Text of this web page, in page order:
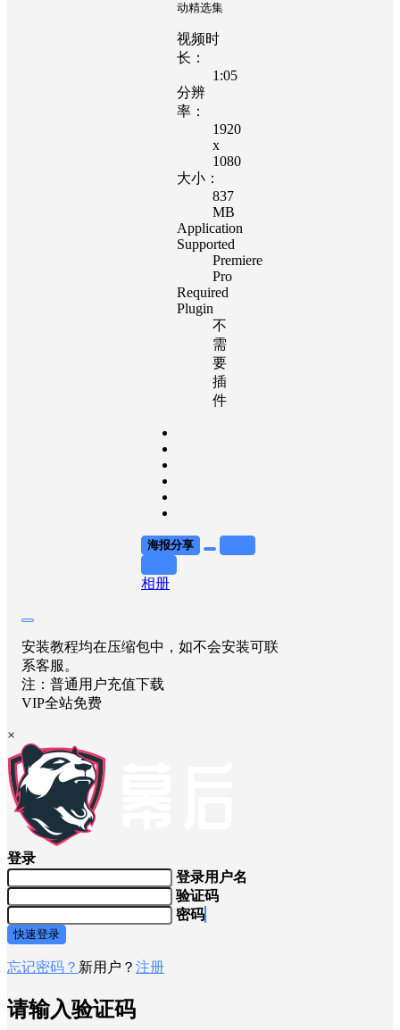
动精选集
视频时
长：
1:05
分辨
率：
1920
x
1080
大小：
837
MB
Application
Supported
Premiere
Pro
Required
Plugin
不
需
要
插
件
海报分享
相册
安装教程均在压缩包中，如不会安装可联
系客服。
注：普通用户充值下载
VIP全站免费
×
登录
登录用户名
验证码
密码
快速登录
忘记密码？ 新用户？ 注册
请输入验证码